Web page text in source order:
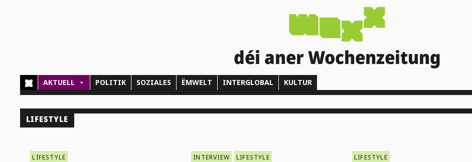
déi aner Wochenzeitung
AKTUELL POLITIK SOZIALES ËMWELT INTERGLOBAL KULTUR
LIFESTYLE
LIFESTYLE INTERVIEW LIFESTYLE LIFESTYLE